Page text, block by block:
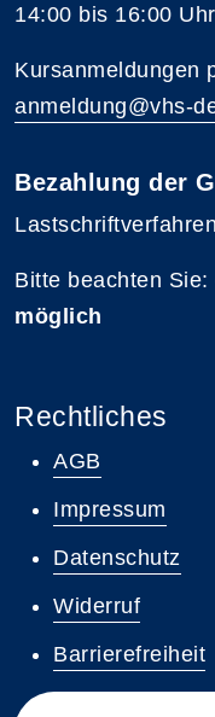
14:00 bis 16:00 Uhr
Kursanmeldungen
anmeldung@vhs-
Bezahlung der
Bitte beachten Sie:
möglich
Rechtliches
AGB
Impressum
Datenschutz
Widerruf
Barrierefreiheit